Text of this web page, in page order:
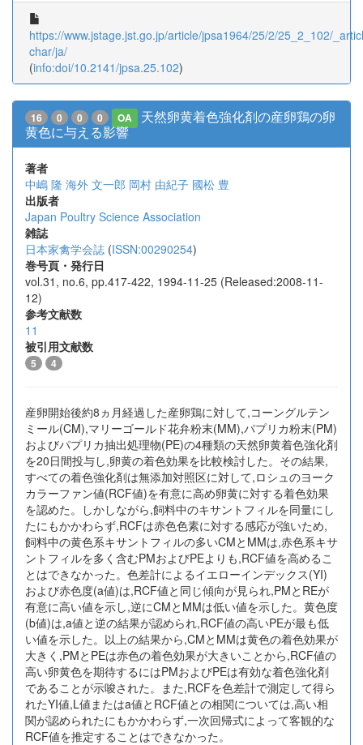
https://www.jstage.jst.go.jp/article/jpsa1964/25/2/25_2_102/
char/ja/
(info:doi/10.2141/jpsa.25.102)
16 0 0 0 OA
天然卵黄着色強化剤の産卵鶏の卵
黄色に与える影響
著者
中嶋 隆 海外 文一郎 岡村 由紀子 國松 豊
出版者
Japan Poultry Science Association
雑誌
日本家禽学会誌 (ISSN:00290254)
巻号頁・発行日
vol.31, no.6, pp.417-422, 1994-11-25 (Released:2008-11-
12)
参考文献数
11
被引用文献数
5 4
産卵開始後約8ヵ月経過した産卵鶏に対して,コーングルテン
ミール(CM),マリーゴールド花弁粉末(MM),パプリカ粉末(PM)
およびパプリカ抽出処理物(PE)の4種類の天然卵黄着色強化剤
を20日間投与し,卵黄の着色効果を比較検討した。その結果,
すべての着色強化剤は無添加対照区に対して,ロシュのヨーク
カラーファン値(RCF値)を有意に高め卵黄に対する着色効果
を認めた。しかしながら,飼料中のキサントフィルを同量にし
たにもかかわらず,RCFは赤色色素に対する感応が強いため,
飼料中の黄色系キサントフィルの多いCMとMMは,赤色系キサ
ントフィルを多く含むPMおよびPEよりも,RCF値を高めるこ
とはできなかった。色差計によるイエローインデックス(YI)
および赤色度(a値)は,RCF値と同じ傾向が見られ,PMとREが
有意に高い値を示し,逆にCMとMMは低い値を示した。黄色度
(b値)は,a値と逆の結果が認められ,RCF値の高いPEが最も低
い値を示した。以上の結果から,CMとMMは黄色の着色効果が
大きく,PMとPEは赤色の着色効果が大きいことから,RCF値の
高い卵黄色を期待するにはPMおよびPEは有効な着色強化剤
であることが示唆された。また,RCFを色差計で測定して得ら
れたYI値,L値またはa値とRCF値との相関については,高い相
関が認められたにもかかわらず,一次回帰式によって客観的な
RCF値を推定することはできなかった。